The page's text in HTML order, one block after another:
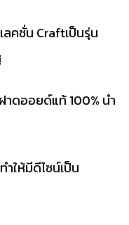
ลคชั่น Craftเป็นรุ่น
าดออยด์แท้ 100% นำ
ให้มีดีไซน์เป็น